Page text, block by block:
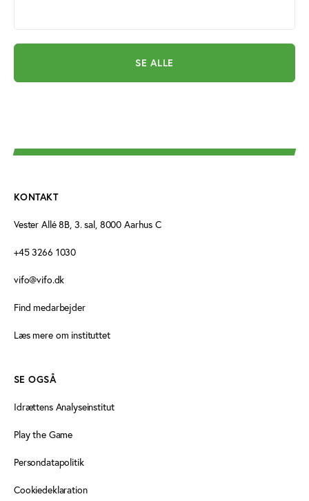
SE ALLE
KONTAKT
Vester Allé 8B, 3. sal, 8000 Aarhus C
+45 3266 1030
vifo@vifo.dk
Find medarbejder
Læs mere om instituttet
SE OGSÅ
Idrættens Analyseinstitut
Play the Game
Persondatapolitik
Cookiedeklaration